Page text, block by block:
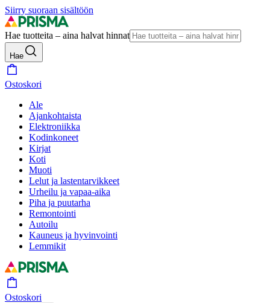
Siirry suoraan sisältöön
Hae tuotteita – aina halvat hinnat
Hae
Ostoskori
Ale
Ajankohtaista
Elektroniikka
Kodinkoneet
Kirjat
Koti
Muoti
Lelut ja lastentarvikkeet
Urheilu ja vapaa-aika
Piha ja puutarha
Remontointi
Autoilu
Kauneus ja hyvinvointi
Lemmikit
Ostoskori